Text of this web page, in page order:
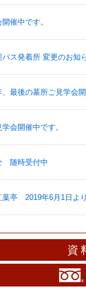
催中です。
ス発着所 変更のお知
最後の墓所ご見学会開
会開催中です。
随時受付中
亭 2019年6月1日よ
資